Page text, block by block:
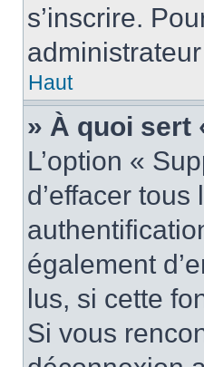
s’inscrire.
Haut
» À quoi sert
L’option «
d’effacer
également
lus, si cette
Si vous